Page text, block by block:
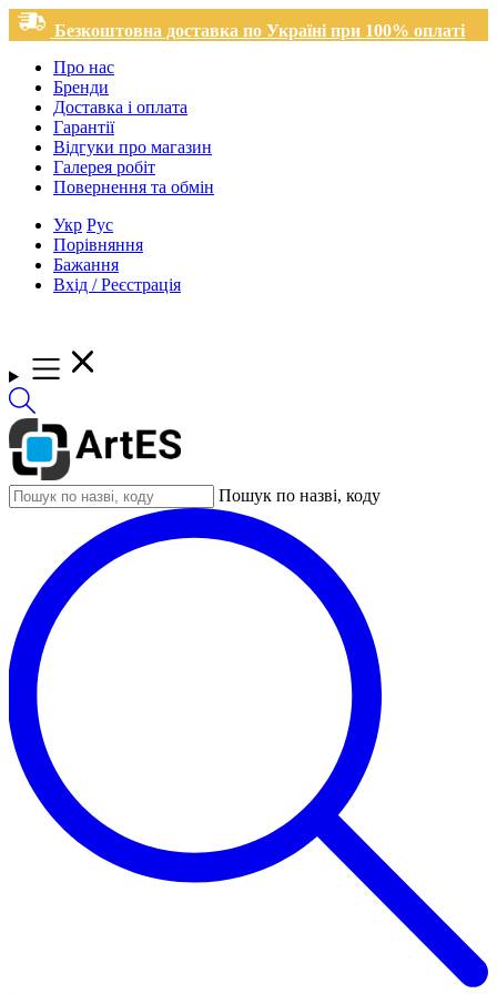
Безкоштовна доставка по Україні при 100% оплаті
Про нас
Бренди
Доставка і оплата
Гарантії
Відгуки про магазин
Галерея робіт
Повернення та обмін
Укр Рус
Порівняння
Бажання
Вхід / Реєстрація
Пошук по назві, коду